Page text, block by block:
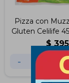
Pizza con
Gluten Celilife
$ 395
- +